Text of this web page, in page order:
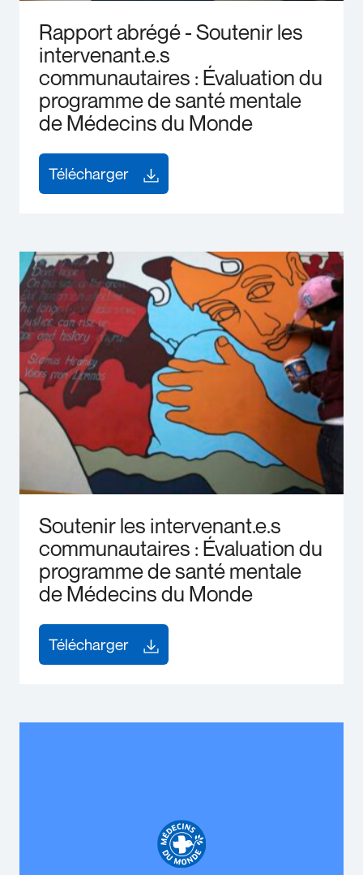
Rapport abrégé - Soutenir les
intervenant.e.s
communautaires : Évaluation du
programme de santé mentale
de Médecins du Monde
Télécharger
Soutenir les intervenant.e.s
communautaires : Évaluation du
programme de santé mentale
de Médecins du Monde
Télécharger